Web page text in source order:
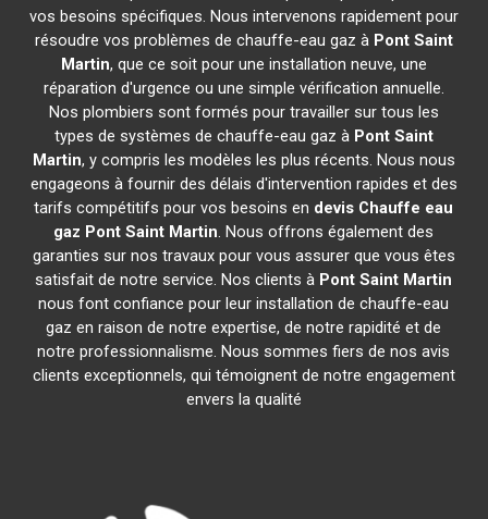
vos besoins spécifiques. Nous intervenons rapidement pour
résoudre vos problèmes de chauffe-eau gaz à Pont Saint
Martin, que ce soit pour une installation neuve, une
réparation d'urgence ou une simple vérification annuelle.
Nos plombiers sont formés pour travailler sur tous les
types de systèmes de chauffe-eau gaz à Pont Saint
Martin, y compris les modèles les plus récents. Nous nous
engageons à fournir des délais d'intervention rapides et des
tarifs compétitifs pour vos besoins en devis Chauffe eau
gaz Pont Saint Martin. Nous offrons également des
garanties sur nos travaux pour vous assurer que vous êtes
satisfait de notre service. Nos clients à Pont Saint Martin
nous font confiance pour leur installation de chauffe-eau
gaz en raison de notre expertise, de notre rapidité et de
notre professionnalisme. Nous sommes fiers de nos avis
clients exceptionnels, qui témoignent de notre engagement
envers la qualité